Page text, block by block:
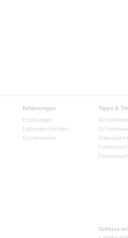
Erfahrungen
Erfahrungen
Liebesgeschichten
Eventberichte
Tipps &
So
So
Date-Ideen
Schluss